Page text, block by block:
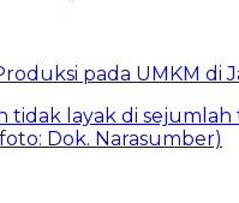
pada UMKM di